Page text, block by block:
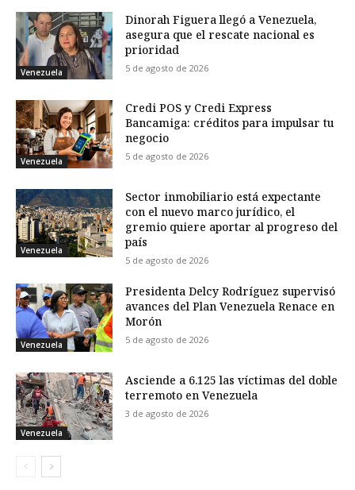
Venezuela
Dinorah Figuera llegó a Venezuela,
asegura que el rescate nacional es
prioridad
5 de agosto de 2026
Venezuela
Credi POS y Credi Express
Bancamiga: créditos para impulsar tu
negocio
5 de agosto de 2026
Venezuela
Sector inmobiliario está expectante
con el nuevo marco jurídico, el
gremio quiere aportar al progreso del
país
5 de agosto de 2026
Venezuela
Presidenta Delcy Rodríguez supervisó
avances del Plan Venezuela Renace en
Morón
5 de agosto de 2026
Venezuela
Asciende a 6.125 las víctimas del doble
terremoto en Venezuela
3 de agosto de 2026